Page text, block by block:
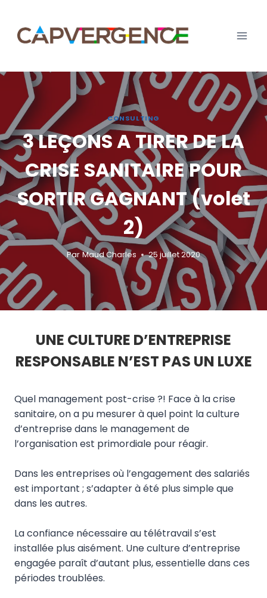
contenu
CONSULTING
3 LEÇONS A TIRER DE LA
CRISE SANITAIRE POUR
SORTIR GAGNANT (volet
2)
Par Maud Charles 25 juillet 2020
UNE CULTURE D’ENTREPRISE
RESPONSABLE N’EST PAS UN LUXE
Quel management post-crise ?! Face à la crise
sanitaire, on a pu mesurer à quel point la culture
d’entreprise dans le management de
l’organisation est primordiale pour réagir.
Dans les entreprises où l’engagement des salariés
est important ; s’adapter à été plus simple que
dans les autres.
La confiance nécessaire au télétravail s’est
installée plus aisément. Une culture d’entreprise
engagée paraît d’autant plus, essentielle dans ces
périodes troublées.